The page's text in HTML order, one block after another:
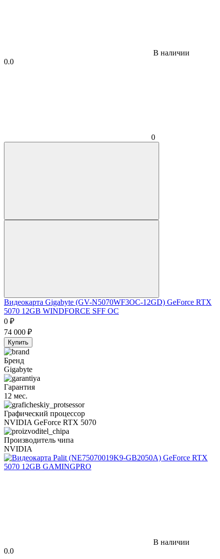
В наличии
0.0
0
Видеокарта Gigabyte (GV-N5070WF3OC-12GD) GeForce RTX
5070 12GB WINDFORCE SFF OC
0 ₽
74 000 ₽
Купить
Бренд
Gigabyte
Гарантия
12 мес.
Графический процессор
NVIDIA GeForce RTX 5070
Производитель чипа
NVIDIA
В наличии
0.0